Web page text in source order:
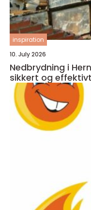
inspiration
10. July 2026
Nedbrydning i
sikkert og